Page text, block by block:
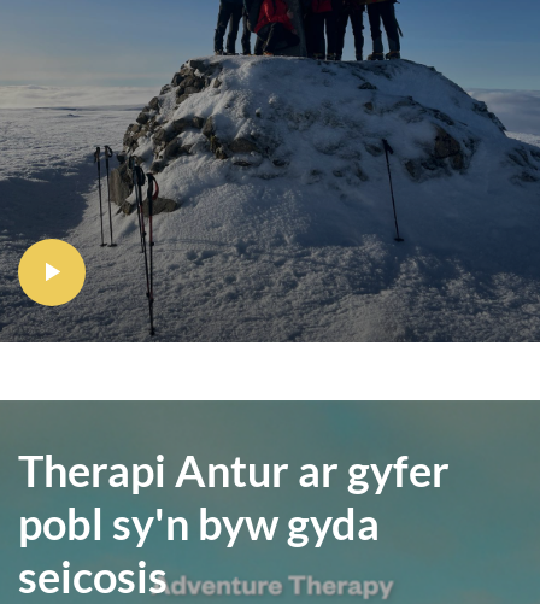
Therapi Antur ar gyfer
pobl sy'n byw gyda
seicosis